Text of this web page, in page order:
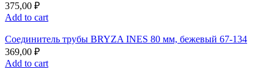
375,00 ₽
Add to cart
Соединитель трубы BRYZA INES 80 мм, бежевый 67-134
369,00 ₽
Add to cart